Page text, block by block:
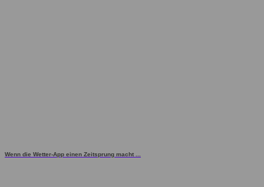
Wenn die Wetter-App einen Zeitsprung macht ...